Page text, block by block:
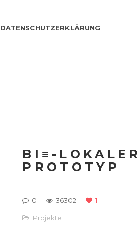
DATENSCHUTZERKLÄRUNG
BI≡-LOKALER
PROTOTYP
0 36302 1
Projekte